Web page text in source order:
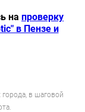
на проверку
в Пензе и
в шаговой